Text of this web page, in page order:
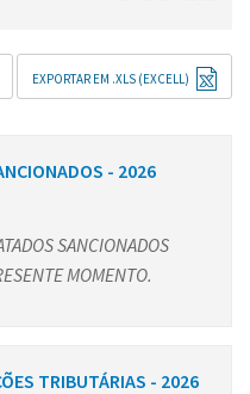
EXPORTAR EM .XLS (EXCELL)
- 2026
SANCIONADOS
MOMENTO.
TRIBUTÁRIAS - 2026